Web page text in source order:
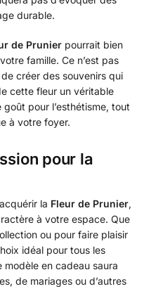
durable.
de Prunier pourrait bien
famille. Ce n’est pas
créer des souvenirs qui
cette fleur un véritable
pour l’esthétisme, tout
à votre foyer.
pour la
la Fleur de Prunier,
à votre espace. Que
ou pour faire plaisir
idéal pour tous les
en cadeau saura
de mariages ou d’autres